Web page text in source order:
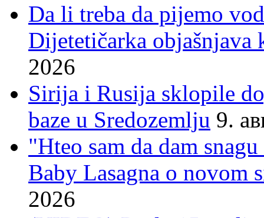
Da li treba da pijemo
Dijetetičarka
2026
Sirija i Rusija sklopile
baze u Sredozemlju 9.
"Hteo sam da dam
Baby Lasagna o novom
2026